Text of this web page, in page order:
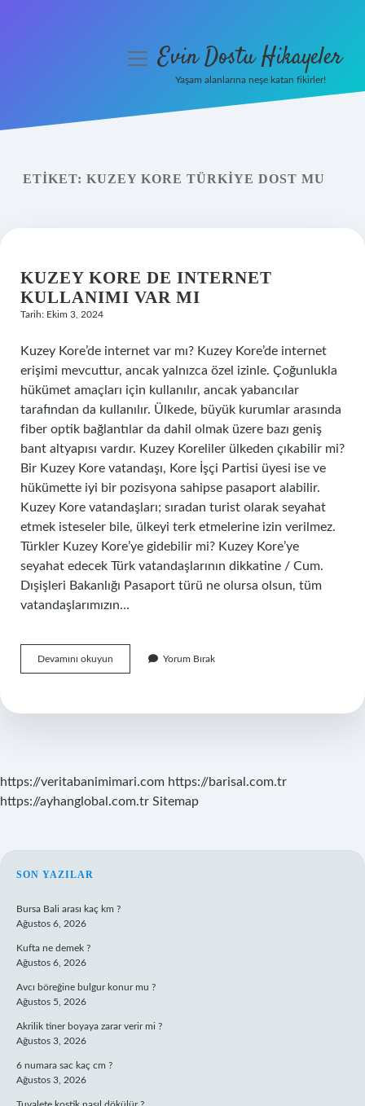
Yasal Uyarı
menüyüEvin Dostu Hikayeler
Yaşam alanlarına neşe katan fikirler!
ETIKET: KUZEY KORE TÜRKIYE DOST MU
KUZEY KORE DE INTERNET
KULLANIMI VAR MI
Tarih: Ekim 3, 2024
Kuzey Kore’de internet var mı? Kuzey Kore’de internet
erişimi mevcuttur, ancak yalnızca özel izinle. Çoğunlukla
hükümet amaçları için kullanılır, ancak yabancılar
tarafından da kullanılır. Ülkede, büyük kurumlar arasında
fiber optik bağlantılar da dahil olmak üzere bazı geniş
bant altyapısı vardır. Kuzey Koreliler ülkeden çıkabilir mi?
Bir Kuzey Kore vatandaşı, Kore İşçi Partisi üyesi ise ve
hükümette iyi bir pozisyona sahipse pasaport alabilir.
Kuzey Kore vatandaşları; sıradan turist olarak seyahat
etmek isteseler bile, ülkeyi terk etmelerine izin verilmez.
Türkler Kuzey Kore’ye gidebilir mi? Kuzey Kore’ye
seyahat edecek Türk vatandaşlarının dikkatine / Cum.
Dışişleri Bakanlığı Pasaport türü ne olursa olsun, tüm
vatandaşlarımızın…
Devamını okuyun
Kore
Kullanımı
Yorum Bırak
https://veritabanimimari.com https://barisal.com.tr
https://ayhanglobal.com.tr Sitemap
SIDEBAR
SON YAZILAR
Bursa Bali arası kaç km ?
Ağustos 6, 2026
Kufta ne demek ?
Ağustos 6, 2026
Avcı böreğine bulgur konur mu ?
Ağustos 5, 2026
Akrilik tiner boyaya zarar verir mi ?
Ağustos 3, 2026
6 numara sac kaç cm ?
Ağustos 3, 2026